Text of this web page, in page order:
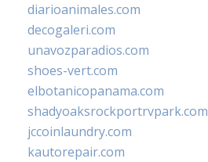
diarioanimales.com
decogaleri.com
unavozparadios.com
shoes-vert.com
elbotanicopanama.com
shadyoaksrockportrvpark.com
jccoinlaundry.com
kautorepair.com